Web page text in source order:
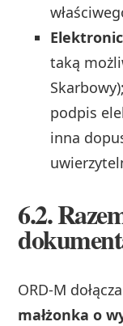
taką
podpis
inna
6.2.
ORD‑M
małżonka o